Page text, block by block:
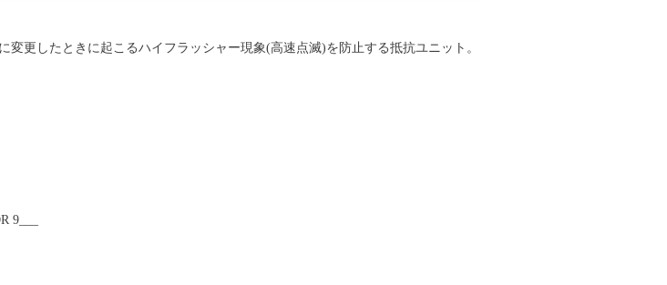
変更したときに起こるハイフラッシャー現象(高速点滅)を防止する抵抗ユニット。
9___